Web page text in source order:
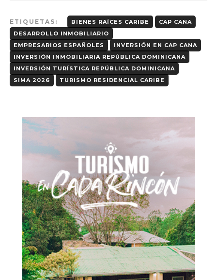
ETIQUETAS: BIENES RAÍCES CARIBE
CAP CANA
DESARROLLO INMOBILIARIO
EMPRESARIOS ESPAÑOLES
INVERSIÓN EN CAP CANA
INVERSIÓN INMOBILIARIA REPÚBLICA DOMINICANA
INVERSIÓN TURÍSTICA REPÚBLICA DOMINICANA
SIMA 2026
TURISMO RESIDENCIAL CARIBE